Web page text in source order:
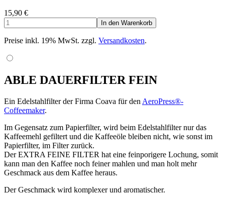
15,90 €
Preise inkl. 19% MwSt. zzgl. Versandkosten.
ABLE DAUERFILTER FEIN
Ein Edelstahlfilter der Firma Coava für den AeroPress®-
Coffeemaker.
Im Gegensatz zum Papierfilter, wird beim Edelstahlfilter nur das
Kaffeemehl gefiltert und die Kaffeeöle bleiben nicht, wie sonst im
Papierfilter, im Filter zurück.
Der EXTRA FEINE FILTER hat eine feinporigere Lochung, somit
kann man den Kaffee noch feiner mahlen und man holt mehr
Geschmack aus dem Kaffee heraus.
Der Geschmack wird komplexer und aromatischer.